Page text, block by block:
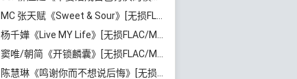
MC 张天赋《Sweet & Sour》[无损FLAC/MP3/551MB]百度云网盘下载
杨千嬅《Live MY Life》[无损FLAC/MP3/59MB]百度云网盘下载
窦唯/朝简《开锁麟囊》[无损FLAC/MP3/150MB]百度云网盘下载
陈慧琳《鸣谢你而不想说后悔》[无损FLAC/MP3/1.58GB]百度云网盘下载